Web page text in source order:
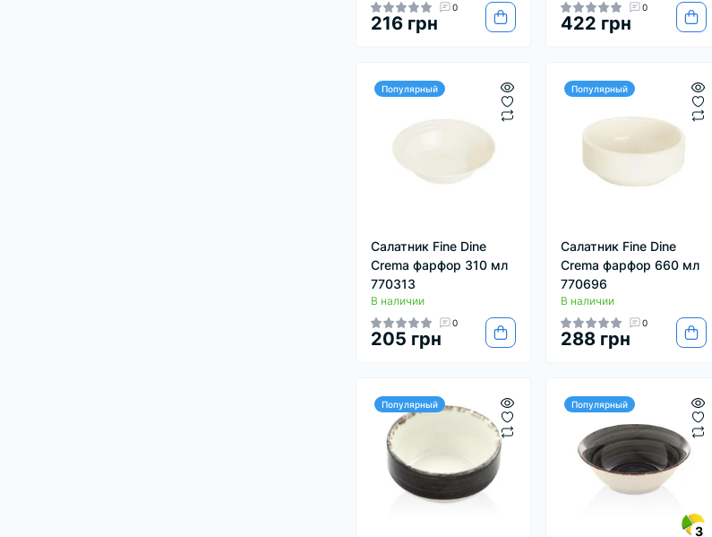
0
216 грн
0
422 грн
Популярный
Салатник Fine Dine
Crema фарфор 310 мл
770313
В наличии
0
205 грн
Популярный
Салатник Fine Dine
Crema фарфор 660 мл
770696
В наличии
0
288 грн
Популярный Популярный
3